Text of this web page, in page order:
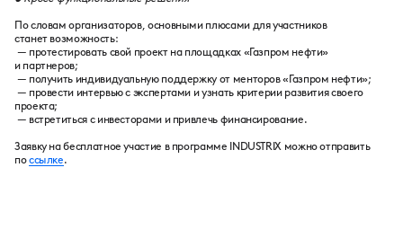
По словам организаторов, основными плюсами для участников
станет возможность:
— протестировать свой проект на площадках «Газпром нефти»
и партнеров;
— получить индивидуальную поддержку от менторов «Газпром нефти»;
— провести интервью с экспертами и узнать критерии развития своего
проекта;
— встретиться с инвесторами и привлечь финансирование.
Заявку на бесплатное участие в программе INDUSTRIX можно отправить
поссылке.